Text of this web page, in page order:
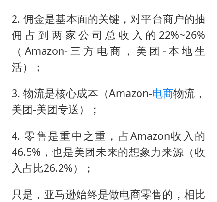
2. 佣金是基本面的关键，对平台商户的抽
佣占到两家公司总收入的22%~26%
（Amazon-三方电商，美团-本地生
活）；
3. 物流是核心成本（Amazon-电商物流，
美团-美团专送）；
4. 零售是重中之重，占Amazon收入的
46.5%，也是美团未来的想象力来源（收
入占比26.2%）；
只是，亚马逊始终是做电商零售的，相比